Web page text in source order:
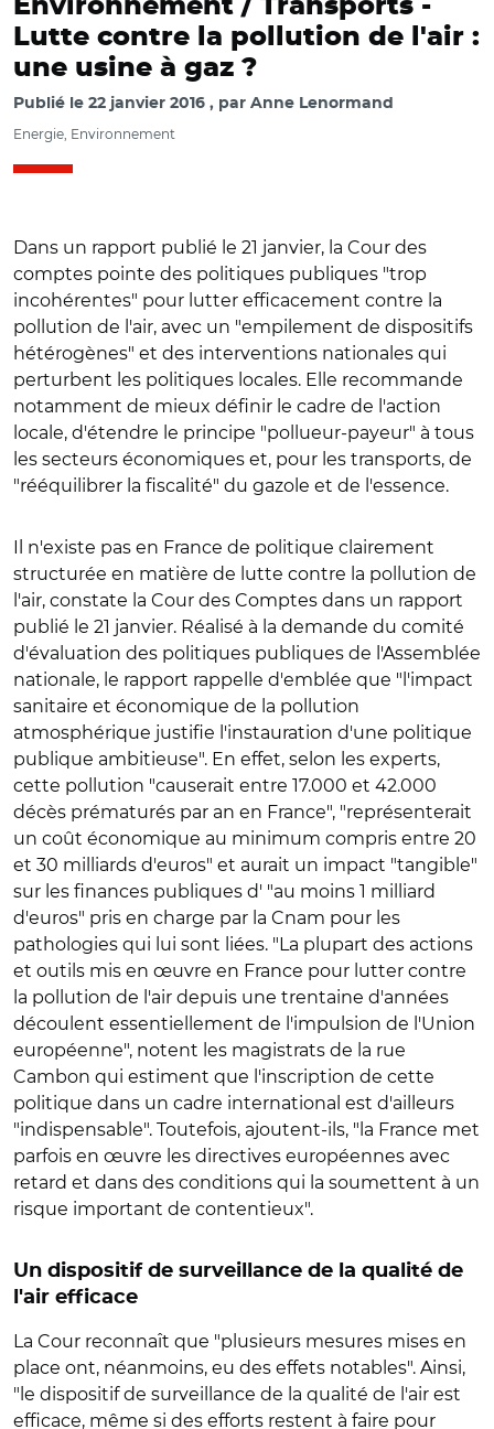
Environnement / Transports -
Lutte contre la pollution de l'air :
une usine à gaz ?
Publié le 22 janvier 2016 par Anne Lenormand
Energie, Environnement
Dans un rapport publié le 21 janvier, la Cour des
comptes pointe des politiques publiques "trop
incohérentes" pour lutter efficacement contre la
pollution de l'air, avec un "empilement de dispositifs
hétérogènes" et des interventions nationales qui
perturbent les politiques locales. Elle recommande
notamment de mieux définir le cadre de l'action
locale, d'étendre le principe "pollueur-payeur" à tous
les secteurs économiques et, pour les transports, de
"rééquilibrer la fiscalité" du gazole et de l'essence.
Il n'existe pas en France de politique clairement
structurée en matière de lutte contre la pollution de
l'air, constate la Cour des Comptes dans un rapport
publié le 21 janvier. Réalisé à la demande du comité
d'évaluation des politiques publiques de l'Assemblée
nationale, le rapport rappelle d'emblée que "l'impact
sanitaire et économique de la pollution
atmosphérique justifie l'instauration d'une politique
publique ambitieuse". En effet, selon les experts,
cette pollution "causerait entre 17.000 et 42.000
décès prématurés par an en France", "représenterait
un coût économique au minimum compris entre 20
et 30 milliards d'euros" et aurait un impact "tangible"
sur les finances publiques d' "au moins 1 milliard
d'euros" pris en charge par la Cnam pour les
pathologies qui lui sont liées. "La plupart des actions
et outils mis en œuvre en France pour lutter contre
la pollution de l'air depuis une trentaine d'années
découlent essentiellement de l'impulsion de l'Union
européenne", notent les magistrats de la rue
Cambon qui estiment que l'inscription de cette
politique dans un cadre international est d'ailleurs
"indispensable". Toutefois, ajoutent-ils, "la France met
parfois en œuvre les directives européennes avec
retard et dans des conditions qui la soumettent à un
risque important de contentieux".
Un dispositif de surveillance de la qualité de
l'air efficace
La Cour reconnaît que "plusieurs mesures mises en
place ont, néanmoins, eu des effets notables". Ainsi,
"le dispositif de surveillance de la qualité de l'air est
efficace, même si des efforts restent à faire pour